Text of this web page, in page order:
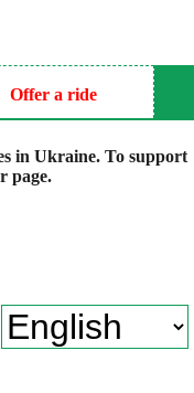
Offer a ride
in Ukraine. To support
page.